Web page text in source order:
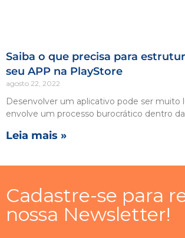
Saiba o que precisa para
seu APP na PlayStore
agosto 22, 2022
Desenvolver um aplicativo pode ser muito
envolve um processo burocrático dentro
Leia mais »
Cadastre-se para
nossa Newsletter!